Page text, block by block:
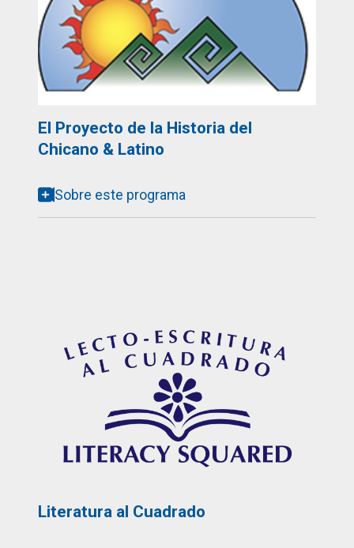
El Proyecto de la Historia del
Chicano & Latino
Sobre este programa
Literatura al Cuadrado